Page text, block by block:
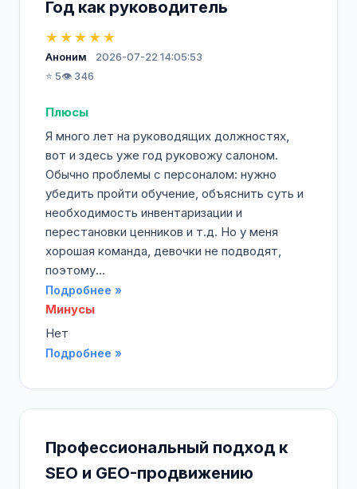
Год как руководитель
★★★★★
Аноним
2026-07-22 14:05:53
⭐ 5👁️ 346
Плюсы
Я много лет на руководящих должностях,
вот и здесь уже год руковожу салоном.
Обычно проблемы с персоналом: нужно
убедить пройти обучение, объяснить суть и
необходимость инвентаризации и
перестановки ценников и т.д. Но у меня
хорошая команда, девочки не подводят,
поэтому...
Подробнее »
Минусы
Нет
Подробнее »
Профессиональный подход к
SEO и GEO-продвижению